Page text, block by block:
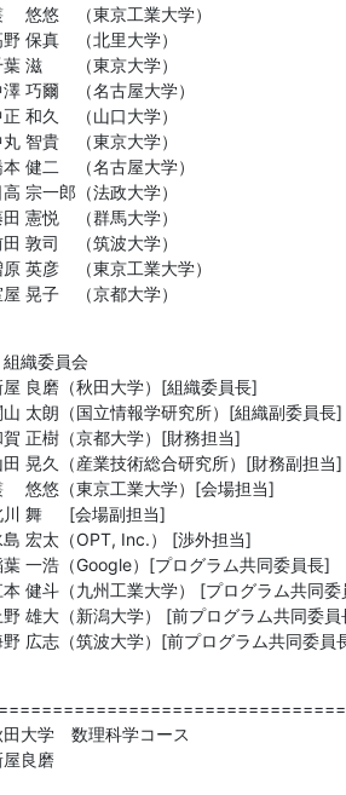
悠悠　（東京工業大学）
保真　（北里大学）
滋　　（東京大学）
巧爾　（名古屋大学）
和久　（山口大学）
智貴　（東京大学）
健二　（名古屋大学）
高 宗一郎（法政大学）
憲悦　（群馬大学）
敦司　（筑波大学）
英彦　（東京工業大学）
晃子　（京都大学）
組織委員会
屋 良磨（秋田大学）[組織委員長]
山 太朗（国立情報学研究所）[組織副委員長]
賀 正樹（京都大学）[財務担当]
田 晃久（産業技術総合研究所）[財務副担当]
　 悠悠（東京工業大学）[会場担当]
川 舞 　 [会場副担当]
島 宏太（OPT, Inc.） [渉外担当]
葉 一浩（Google）[プログラム共同委員長]
本 健斗（九州工業大学） [プログラム共同委
野 雄大（新潟大学） [前プログラム共同委員
野 広志（筑波大学）[前プログラム共同委員
田大学　数理科学コース
屋良磨